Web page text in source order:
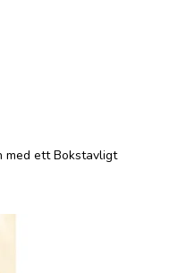
med ett Bokstavligt